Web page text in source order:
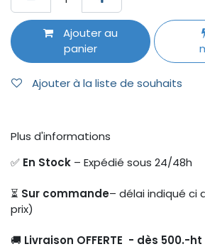
Ajouter au
panier
Ajouter à la liste de souhaits
Plus d'informations
✅ En Stock – Expédié sous 24/48h
⏳ Sur commande– délai indiqué ci
prix)
🚚 Livraison OFFERTE - dès 500.-